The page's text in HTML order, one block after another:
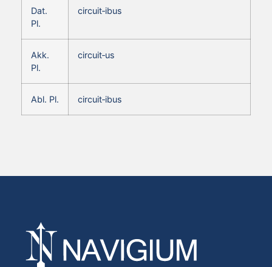
Dat.
Pl.
circuit‑ibus
Akk.
Pl.
circuit‑us
Abl. Pl. circuit‑ibus